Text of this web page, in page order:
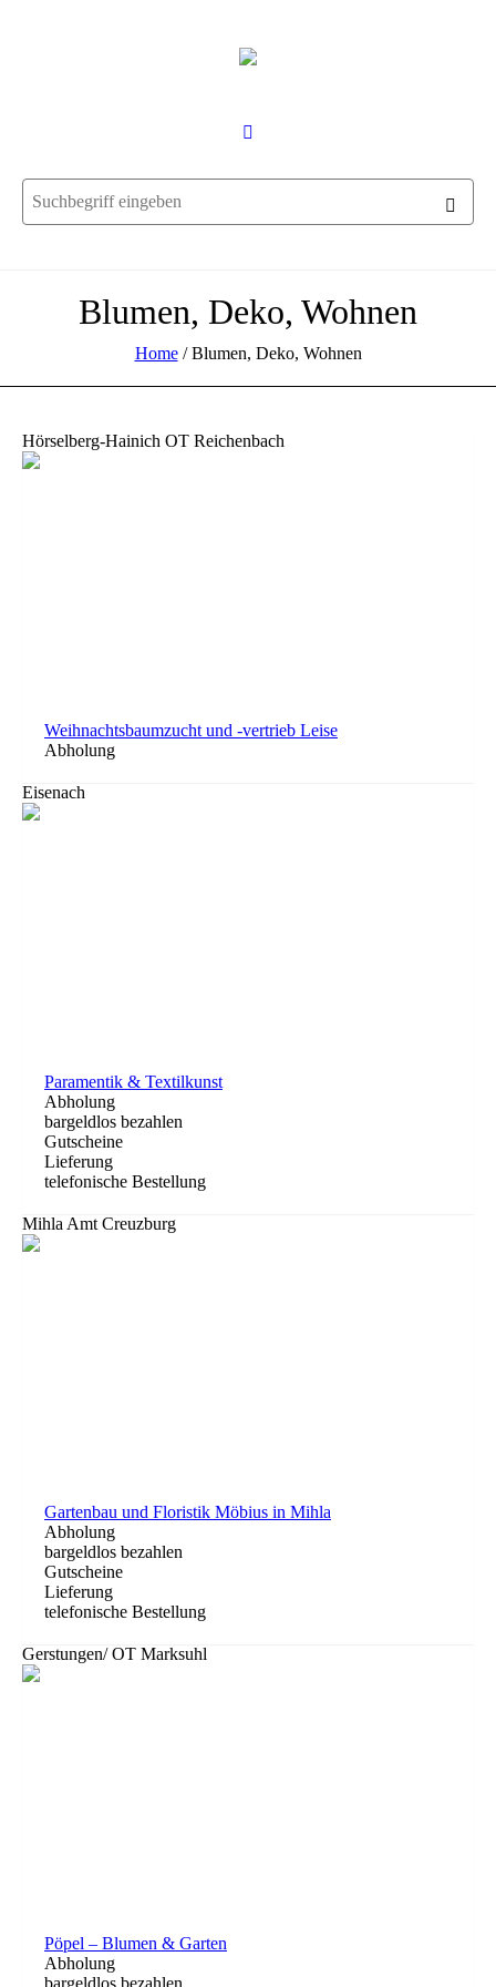
Blumen, Deko, Wohnen
Home /Blumen, Deko, Wohnen
Hörselberg-Hainich OT Reichenbach
Weihnachtsbaumzucht und -vertrieb Leise
Abholung
Eisenach
Paramentik & Textilkunst
Abholung
bargeldlos bezahlen
Gutscheine
Lieferung
telefonische Bestellung
Mihla Amt Creuzburg
Gartenbau und Floristik Möbius in Mihla
Abholung
bargeldlos bezahlen
Gutscheine
Lieferung
telefonische Bestellung
Gerstungen/ OT Marksuhl
Pöpel – Blumen & Garten
Abholung